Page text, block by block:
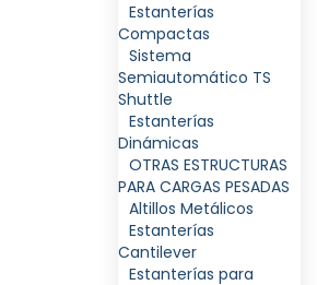
Estanterías
Compactas
Sistema
Semiautomático TS
Shuttle
Estanterías
Dinámicas
OTRAS ESTRUCTURAS
PARA CARGAS PESADAS
Altillos Metálicos
Estanterías
Cantilever
Estanterías para